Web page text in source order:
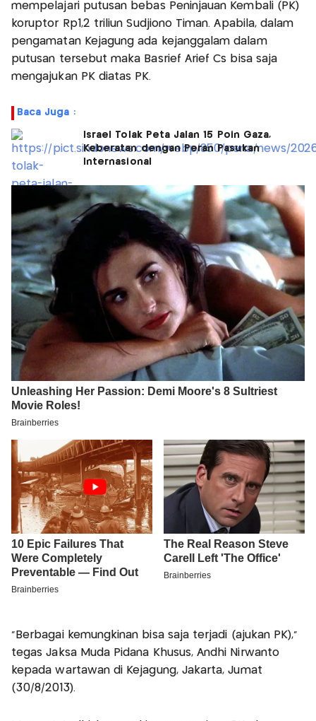
mempelajari putusan bebas Peninjauan Kembali (PK)
koruptor Rp1,2 triliun Sudjiono Timan. Apabila, dalam
pengamatan Kejagung ada kejanggalam dalam
putusan tersebut maka Basrief Arief Cs bisa saja
mengajukan PK diatas PK.
Baca Juga :
Israel Tolak Peta Jalan 15 Poin Gaza,
Keberatan dengan Peran Pasukan
Internasional
"Berbagai kemungkinan bisa saja terjadi (ajukan PK),"
tegas Jaksa Muda Pidana Khusus, Andhi Nirwanto
kepada wartawan di Kejagung, Jakarta, Jumat
(30/8/2013).